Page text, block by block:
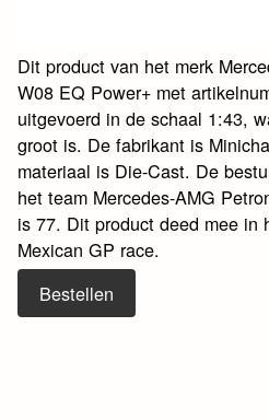
Dit product van het merk
W08 EQ Power+ met
uitgevoerd in de schaal 1:43,
groot is. De fabrikant is
materiaal is Die-Cast. De
het team Mercedes-AMG
is 77. Dit product deed mee in
Mexican GP race.
Bestellen